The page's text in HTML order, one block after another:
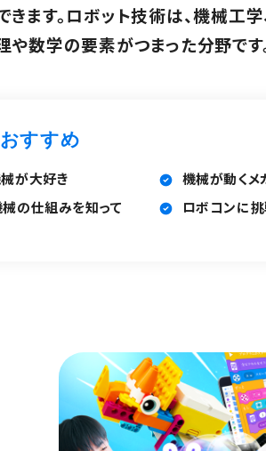
ます。ロボット技術は、機械工学
や数学の要素がつまった分野です
すすめ
が大好き
機械が動く
の仕組みを知って
ロボコンに